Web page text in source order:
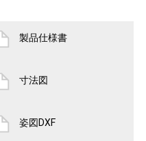
製品仕様書
寸法図
姿図DXF